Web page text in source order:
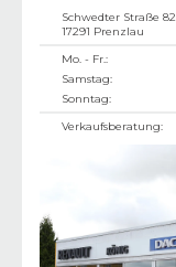
Schwedter Straße 82
17291 Prenzlau
Mo. - Fr.:
Samstag:
Sonntag:
Verkaufsberatung: